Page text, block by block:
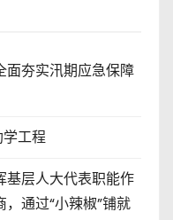
面夯实汛期应急保障
学工程
基层人大代表职能作
通过“小辣椒”铺就